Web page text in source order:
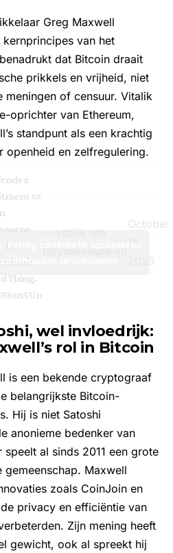
Greg Maxwell
van het
dat Bitcoin draait
prikkels en vrijheid, niet
meningen of censuur. Vitalik
oprichter van Ethereum,
standpunt als een krachtig
openheid en zelfregulering.
a
to
Thing.
— vitalik.eth
(@VitalikButerin)
October
16,
2025
cookies te accepteren
inhoud in te schakelen
wel invloedrijk:
rol in Bitcoin
is een bekende cryptograaf
belangrijkste Bitcoin-
Hij is niet Satoshi
anonieme bedenker van
speelt al sinds 2011 een grote
gemeenschap. Maxwell
zoals CoinJoin en
privacy en efficiëntie van
Zijn mening heeft
gewicht, ook al spreekt hij